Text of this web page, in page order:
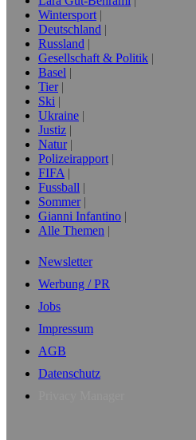
Wintersport
Deutschland
Russland
Gesellschaft & Politik
Basel
Tier
Ski
Ukraine
Justiz
Natur
Polizeirapport
FIFA
Fussball
Sommer
Gianni Infantino
Alle Themen
Newsletter
Werbung / PR
Jobs
Impressum
AGB
Datenschutz